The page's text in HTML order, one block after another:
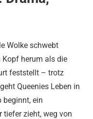
Wolke schwebt
Kopf herum als die
feststellt – trotz
Queenies Leben in
beginnt, ein
tiefer zieht, weg von